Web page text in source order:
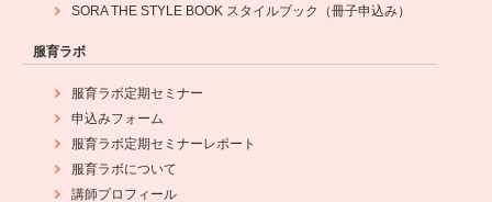
SORA THE STYLE BOOK スタイルブック（冊子申込み）
服育ラボ
服育ラボ定期セミナー
申込みフォーム
服育ラボ定期セミナーレポート
服育ラボについて
講師プロフィール